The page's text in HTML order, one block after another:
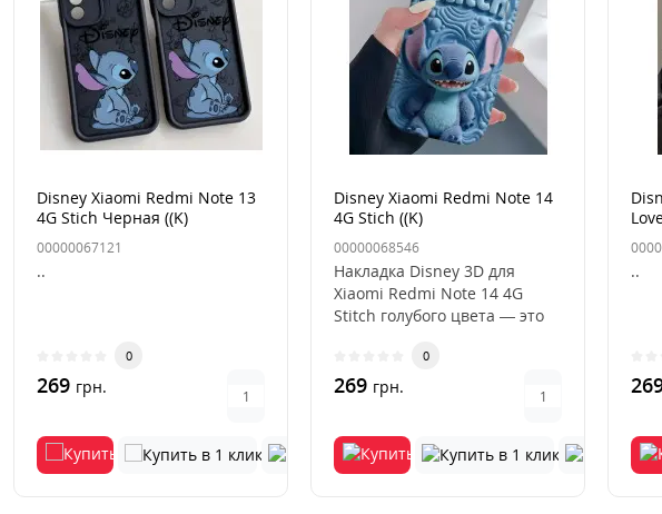
Disney Xiaomi Redmi Note 13
4G Stich Черная ((K)
00000067121
..
0
269 грн.
Disney Xiaomi Redmi Note 14
4G Stich ((K)
00000068546
Накладка Disney 3D для
Xiaomi Redmi Note 14 4G
Stitch голубого цвета — это
0
269 грн.
..